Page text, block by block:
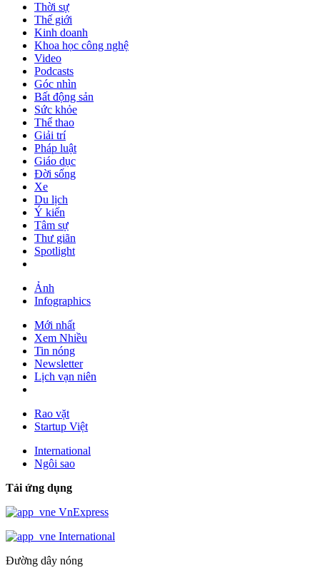
Thời sự
Thế giới
Kinh doanh
Khoa học công nghệ
Video
Podcasts
Góc nhìn
Bất động sản
Sức khỏe
Thể thao
Giải trí
Pháp luật
Giáo dục
Đời sống
Xe
Du lịch
Ý kiến
Tâm sự
Thư giãn
Spotlight
Ảnh
Infographics
Mới nhất
Xem Nhiều
Tin nóng
Newsletter
Lịch vạn niên
Rao vặt
Startup Việt
International
Ngôi sao
Tải ứng dụng
VnExpress
International
Đường dây nóng